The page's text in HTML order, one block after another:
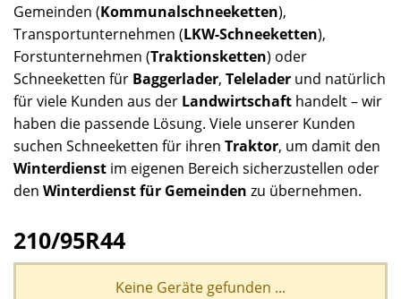
Gemeinden (Kommunalschneeketten),
Transportunternehmen (LKW-Schneeketten),
Forstunternehmen (Traktionsketten) oder
Schneeketten für Baggerlader, Telelader und natürlich
für viele Kunden aus der Landwirtschaft handelt – wir
haben die passende Lösung. Viele unserer Kunden
suchen Schneeketten für ihren Traktor, um damit den
Winterdienst im eigenen Bereich sicherzustellen oder
den Winterdienst für Gemeinden zu übernehmen.
210/95R44
Keine Geräte gefunden ...